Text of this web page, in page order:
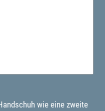
wie eine zweite